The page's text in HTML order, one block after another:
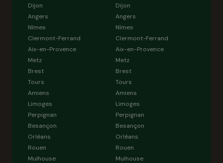
Dijon
Angers
Nîmes
Clermont-Ferrand
Aix-en-Provence
Metz
Brest
Tours
Amiens
Limoges
Perpignan
Besançon
Orléans
Rouen
Mulhouse
Dijon
Angers
Nîmes
Clermont-Ferrand
Aix-en-Provence
Metz
Brest
Tours
Amiens
Limoges
Perpignan
Besançon
Orléans
Rouen
Mulhouse